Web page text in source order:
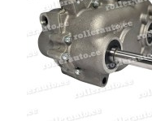
Lisa võrdlusesse
Kiirvaade